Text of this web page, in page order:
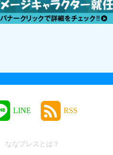
LINE RSS
ななプレスとは？